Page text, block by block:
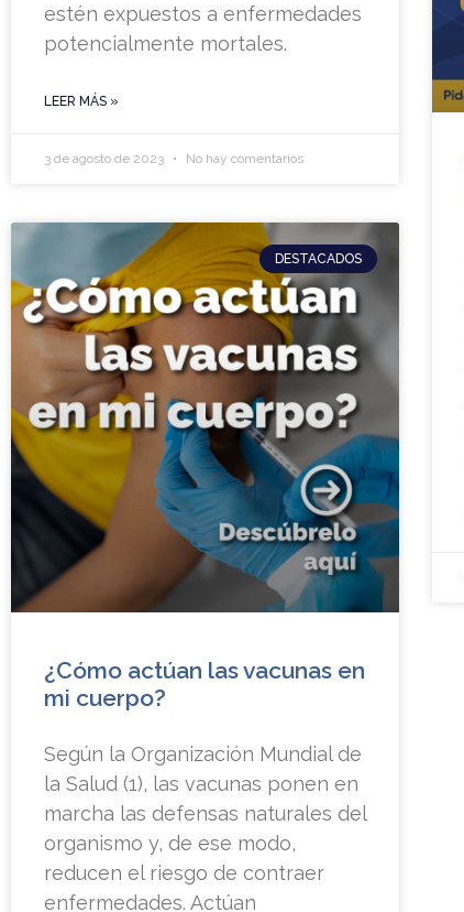
estén expuestos a enfermedades
potencialmente mortales.
LEER MÁS »
3 de agosto de 2023 No hay comentarios
DESTACADOS
¿Cómo actúan las vacunas en
mi cuerpo?
Según la Organización Mundial de
la Salud (1), las vacunas ponen en
marcha las defensas naturales del
organismo y, de ese modo,
reducen el riesgo de contraer
enfermedades. Actúan